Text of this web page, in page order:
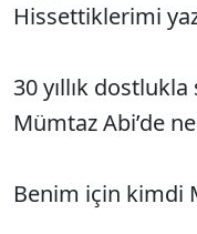
Hissettiklerimi
30 yıllık
Mümtaz Abi’de
Benim için kimdi